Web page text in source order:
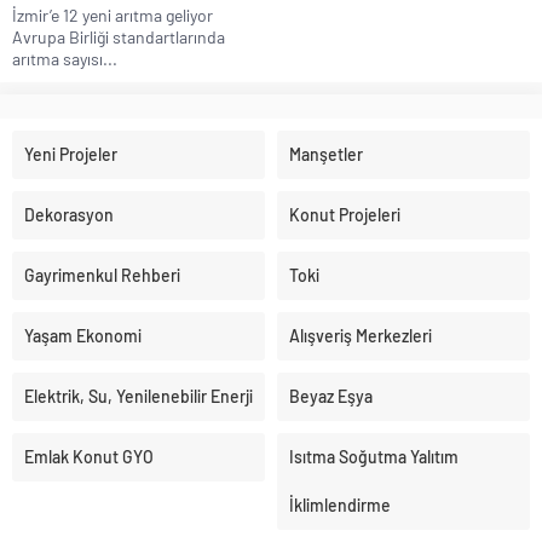
İzmir’e 12 yeni arıtma geliyor
Avrupa Birliği standartlarında
arıtma sayısı...
Yeni Projeler Manşetler
Dekorasyon Konut Projeleri
Gayrimenkul Rehberi Toki
Yaşam Ekonomi Alışveriş Merkezleri
Elektrik, Su, Yenilenebilir Enerji Beyaz Eşya
Emlak Konut GYO Isıtma Soğutma Yalıtım
İklimlendirme